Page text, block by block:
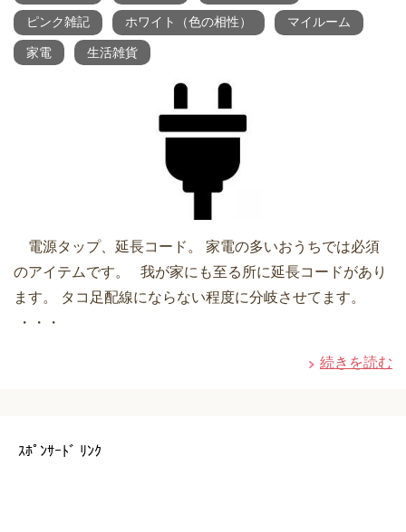
ピンク雑記 ホワイト（色の相性） マイルーム
家電 生活雑貨
電源タップ、延長コード。 家電の多いおうちでは必須
のアイテムです。 我が家にも至る所に延長コードがあり
ます。 タコ足配線にならない程度に分岐させてます。
・・・
続きを読む
ｽﾎﾟﾝｻｰﾄﾞ ﾘﾝｸ